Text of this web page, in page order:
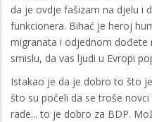
da je ovdje fašizam na djelu i
funkcionera. Bihać je heroj
migranata i odjednom dođete
smislu, da vas ljudi u Evropi
Istakao je da je dobro to što
što su počeli da se troše
rade... to je dobro za BDP.